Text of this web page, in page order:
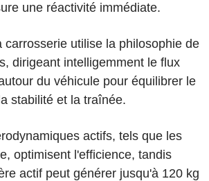
une réactivité immédiate.
carrosserie utilise la philosophie de
dirigeant intelligemment le flux
du véhicule pour équilibrer le
stabilité et la traînée.
actifs, tels que les
optimisent l'efficience, tandis
actif peut générer jusqu'à 120 kg